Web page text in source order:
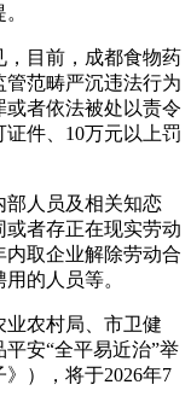
目前，成都食物药
范畴严沉违法行为
者依法被处以责令
件、10万元以上罚
人员及相关知恋
或者存正在现实劳动
取企业解除劳动合
的人员等。
农村局、市卫健
安“全平易近治”举
），将于2026年7